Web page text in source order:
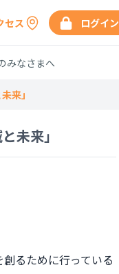
セス ログイン
みなさまへ
来」
未来」
るために行っている